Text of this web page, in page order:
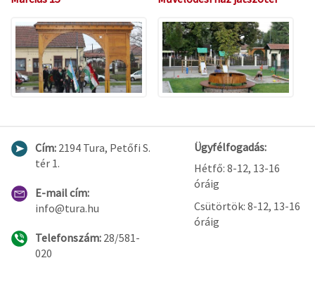
Cím: 2194 Tura, Petőfi S.
tér 1.
E-mail cím:
info@tura.hu
Telefonszám: 28/581-
020
Ügyfélfogadás:
Hétfő: 8-12, 13-16
óráig
Csütörtök: 8-12, 13-16
óráig